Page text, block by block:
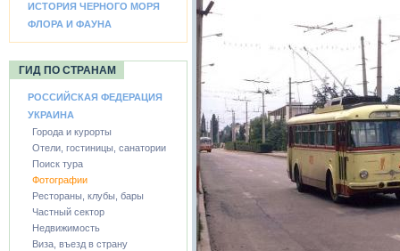
ИСТОРИЯ ЧЕРНОГО МОРЯ
ФЛОРА И ФАУНА
ГИД ПО СТРАНАМ
РОССИЙСКАЯ ФЕДЕРАЦИЯ
УКРАИНА
Города и курорты
Отели, гостиницы, санатории
Поиск тура
Фотографии
Рестораны, клубы, бары
Частный сектор
Недвижимость
Виза, въезд в страну